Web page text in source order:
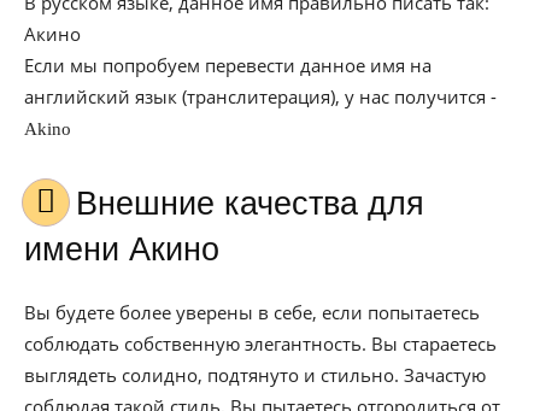
Акино
Если мы попробуем перевести данное имя на
английский язык (транслитерация), у нас получится -
Akino
Внешние качества для
имени Акино
Вы будете более уверены в себе, если попытаетесь
соблюдать собственную элегантность. Вы стараетесь
выглядеть солидно, подтянуто и стильно. Зачастую
соблюдая такой стиль, Вы пытаетесь отгородиться от